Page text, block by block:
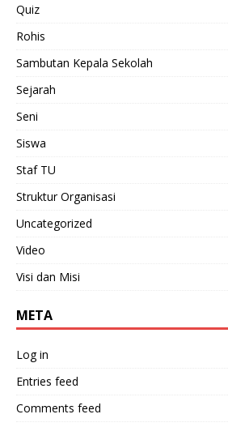
Quiz
Rohis
Sambutan Kepala Sekolah
Sejarah
Seni
Siswa
Staf TU
Struktur Organisasi
Uncategorized
Video
Visi dan Misi
META
Log in
Entries feed
Comments feed